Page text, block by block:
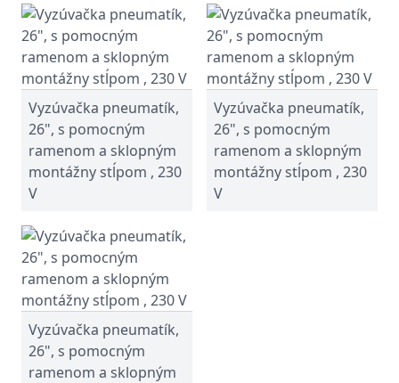
Vyzúvačka pneumatík,
26", s pomocným
ramenom a sklopným
montážny stĺpom , 230
V
Vyzúvačka pneumatík,
26", s pomocným
ramenom a sklopným
montážny stĺpom , 230
V
Vyzúvačka pneumatík,
26", s pomocným
ramenom a sklopným